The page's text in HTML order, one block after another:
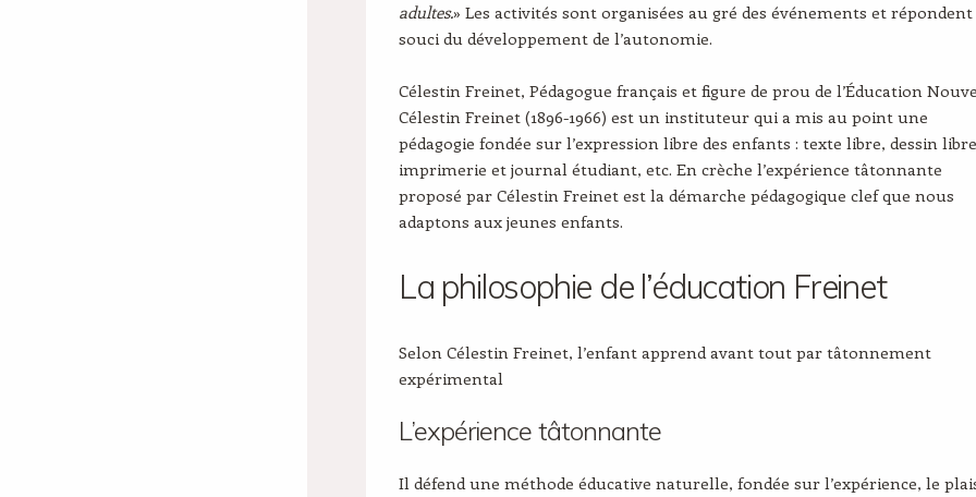
adultes.» Les activités sont organisées au gré des événements et
souci du développement de l’autonomie.
Célestin Freinet, Pédagogue français et figure de prou de l’Éducation
Célestin Freinet (1896-1966) est un instituteur qui a mis au point une
pédagogie fondée sur l’expression libre des enfants : texte libre, dessin
imprimerie et journal étudiant, etc. En crèche l’expérience tâtonnante
proposé par Célestin Freinet est la démarche pédagogique clef que nous
adaptons aux jeunes enfants.
La philosophie de l’éducation Freinet
Selon Célestin Freinet, l’enfant apprend avant tout par tâtonnement
expérimental
L’expérience tâtonnante
Il défend une méthode éducative naturelle, fondée sur l’expérience, le